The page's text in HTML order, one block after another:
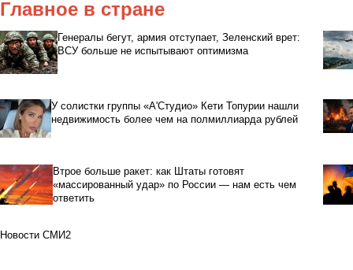
Главное в стране
Генералы бегут, армия отступает, Зеленский врет:
ВСУ больше не испытывают оптимизма
У солистки группы «А'Студио» Кети Топурии нашли
недвижимость более чем на полмиллиарда рублей
Втрое больше ракет: как Штаты готовят
«массированный удар» по России — нам есть чем
ответить
Новости СМИ2